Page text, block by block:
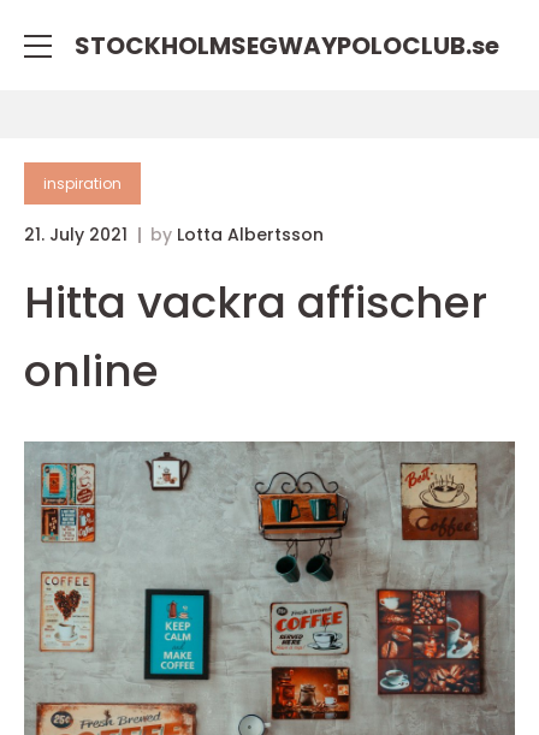
STOCKHOLMSEGWAYPOLOCLUB.se
inspiration
21. July 2021 by Lotta Albertsson
Hitta vackra affischer
online